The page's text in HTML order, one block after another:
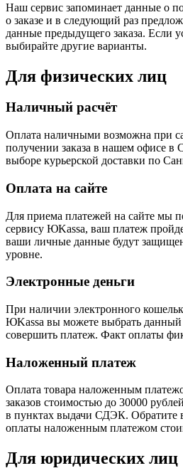
Наш сервис запоминает данные о
о заказе и в следующий раз
данные предыдущего заказа. Если
выбирайте другие варианты.
Для физических лиц
Наличный расчёт
Оплата наличными возможна при
получении заказа в нашем офисе в
выборе курьерской доставки по
Оплата на сайте
Для приема платежей на сайте мы
сервису ЮKassa, ваш платеж
ваши личные данные будут
уровне.
Электронные деньги
При наличии электронного
ЮKassa вы можете выбрать данный
совершить платеж. Факт оплаты
Наложенный платеж
Оплата товара наложенным
заказов стоимостью до 30000
в пунктах выдачи СДЭК. Обратите
оплаты наложенным платежом
Для юридических лиц